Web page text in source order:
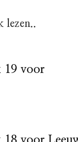
lezen..
19 voor